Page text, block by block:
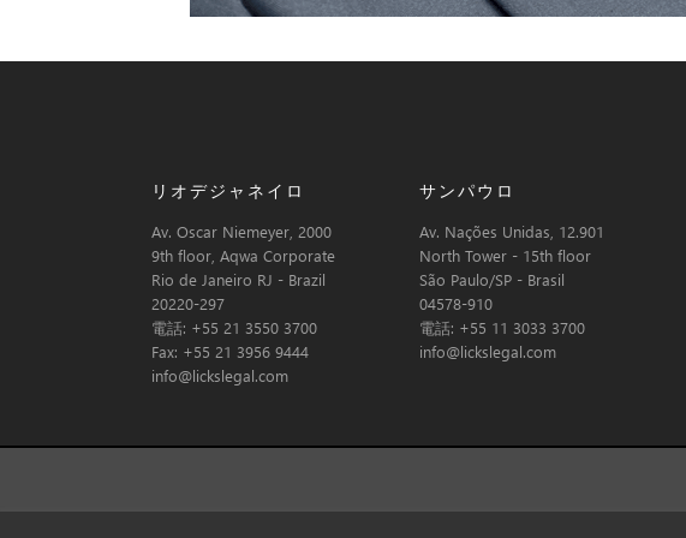
リオデジャネイロ
Av. Oscar Niemeyer, 2000
9th floor, Aqwa Corporate
Rio de Janeiro RJ - Brazil
20220-297
電話: +55 21 3550 3700
Fax: +55 21 3956 9444
info@lickslegal.com
サンパウロ
Av. Nações Unidas, 12.901
North Tower - 15th floor
São Paulo/SP - Brasil
04578-910
電話: +55 11 3033 3700
info@lickslegal.com